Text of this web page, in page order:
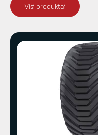
Visi produktai